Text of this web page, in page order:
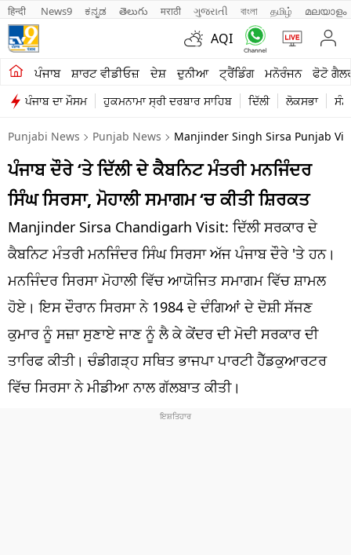
हिन्दी News9 ಕನ್ನಡ తెలుగు मराठी ગુજરાતી বাংলা தமிழ் മലയാളം
AQI
ਪੰਜਾਬ ਸ਼ਾਰਟ ਵੀਡੀਓਜ਼ ਦੇਸ਼ ਦੁਨੀਆ ਟ੍ਰੈਂਡਿੰਗ ਮਨੋਰੰਜਨ ਫੋਟੋ
ਪੰਜਾਬ ਦਾ ਮੌਸਮ ਹੁਕਮਨਾਮਾ ਸ੍ਰੀ ਦਰਬਾਰ ਸਾਹਿਬ ਦਿੱਲੀ ਲੋਕਸਭਾ
ਖੇਤੀਬਾੜੀ
ਸ਼ਾਰਟ ਵੀਡੀਓਜ਼
ਕਾਰੋਬਾਰ
ਕਰਿਅਰ
ਦੇਸ਼
ਲਾਈਫ ਸਟਾਈਲ
ਧਰਮ
ਖੇਡਾਂ
Punjabi News Punjab News Manjinder Singh Sirsa Punjab
ਪੰਜਾਬ ਦੌਰੇ ‘ਤੇ ਦਿੱਲੀ ਦੇ ਕੈਬਨਿਟ ਮੰਤਰੀ ਮਨਜਿੰਦਰ
ਸਿੰਘ ਸਿਰਸਾ, ਮੋਹਾਲੀ ਸਮਾਗਮ ‘ਚ ਕੀਤੀ ਸ਼ਿਰਕਤ
Manjinder Sirsa Chandigarh Visit: ਦਿੱਲੀ ਸਰਕਾਰ ਦੇ
ਕੈਬਨਿਟ ਮੰਤਰੀ ਮਨਜਿੰਦਰ ਸਿੰਘ ਸਿਰਸਾ ਅੱਜ ਪੰਜਾਬ ਦੌਰੇ 'ਤੇ ਹਨ।
ਮਨਜਿੰਦਰ ਸਿਰਸਾ ਮੋਹਾਲੀ ਵਿੱਚ ਆਯੋਜਿਤ ਸਮਾਗਮ ਵਿੱਚ ਸ਼ਾਮਲ
ਹੋਏ। ਇਸ ਦੌਰਾਨ ਸਿਰਸਾ ਨੇ 1984 ਦੇ ਦੰਗਿਆਂ ਦੇ ਦੋਸ਼ੀ ਸੱਜਣ
ਕੁਮਾਰ ਨੂੰ ਸਜ਼ਾ ਸੁਣਾਏ ਜਾਣ ਨੂੰ ਲੈ ਕੇ ਕੇਂਦਰ ਦੀ ਮੋਦੀ ਸਰਕਾਰ ਦੀ
ਤਾਰਿਫ ਕੀਤੀ। ਚੰਡੀਗੜ੍ਹ ਸਥਿਤ ਭਾਜਪਾ ਪਾਰਟੀ ਹੈੱਡਕੁਆਰਟਰ
ਵਿੱਚ ਸਿਰਸਾ ਨੇ ਮੀਡੀਆ ਨਾਲ ਗੱਲਬਾਤ ਕੀਤੀ।